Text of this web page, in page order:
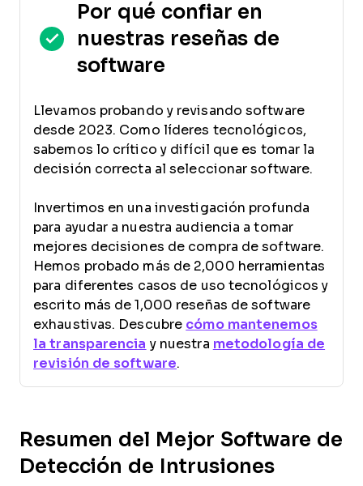
Por qué confiar en
nuestras reseñas de
software
Llevamos probando y revisando software
desde 2023. Como líderes tecnológicos,
sabemos lo crítico y difícil que es tomar la
decisión correcta al seleccionar software.
Invertimos en una investigación profunda
para ayudar a nuestra audiencia a tomar
mejores decisiones de compra de software.
Hemos probado más de 2,000 herramientas
para diferentes casos de uso tecnológicos y
escrito más de 1,000 reseñas de software
exhaustivas. Descubre cómo mantenemos
la transparencia y nuestra metodología de
revisión de software.
Resumen del Mejor Software de
Detección de Intrusiones